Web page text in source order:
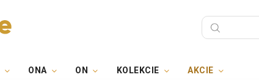
ONA ON KOLEKCIE AKCIE